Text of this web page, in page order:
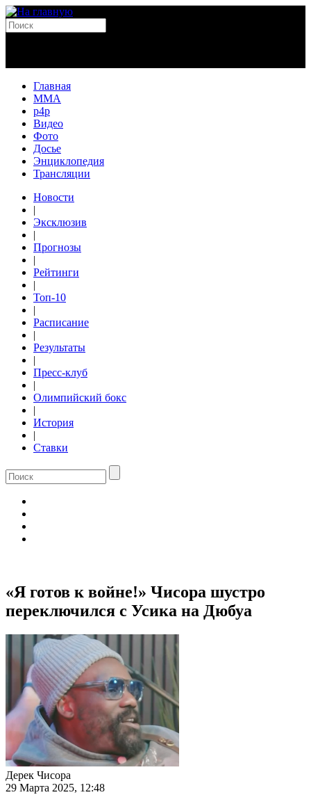
Главная
MMA
p4p
Видео
Фото
Досье
Энциклопедия
Трансляции
Новости
|
Эксклюзив
|
Прогнозы
|
Рейтинги
|
Топ-10
|
Расписание
|
Результаты
|
Пресс-клуб
|
Олимпийский бокс
|
История
|
Ставки
«Я готов к войне!» Чисора шустро
переключился с Усика на Дюбуа
Дерек Чисора
29 Марта 2025, 12:48